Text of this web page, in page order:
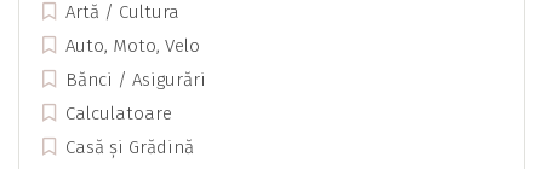
Artă / Cultura
Auto, Moto, Velo
Bănci / Asigurări
Calculatoare
Casă și Grădină